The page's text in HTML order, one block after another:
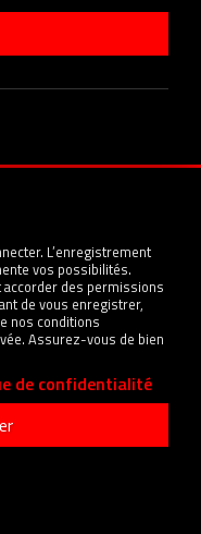
L’enregistrement
vos possibilités.
accorder des permissions
de vous enregistrer,
nos conditions
Assurez-vous de bien
de confidentialité